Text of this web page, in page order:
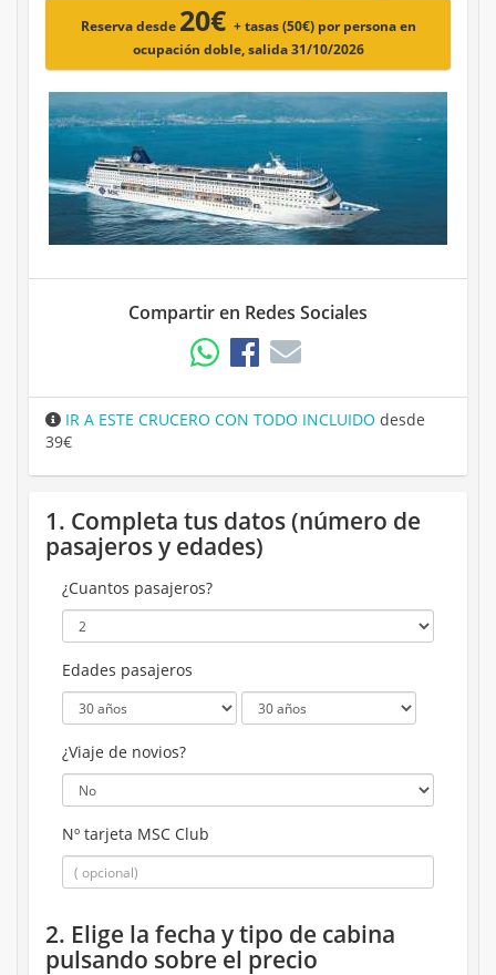
Reserva desde 20€ + tasas (50€) por persona en
ocupación doble, salida 31/10/2026
Compartir en Redes Sociales
IR A ESTE CRUCERO CON TODO INCLUIDO desde
39€
1. Completa tus datos (número de
pasajeros y edades)
¿Cuantos pasajeros?
Edades pasajeros
¿Viaje de novios?
Nº tarjeta MSC Club
2. Elige la fecha y tipo de cabina
pulsando sobre el precio